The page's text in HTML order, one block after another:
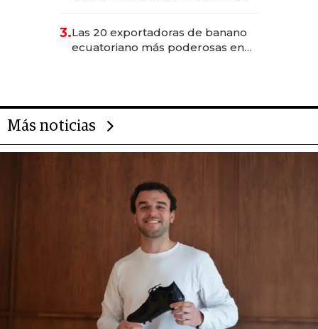
3.Las 20 exportadoras de banano
ecuatoriano más poderosas en
Más noticias